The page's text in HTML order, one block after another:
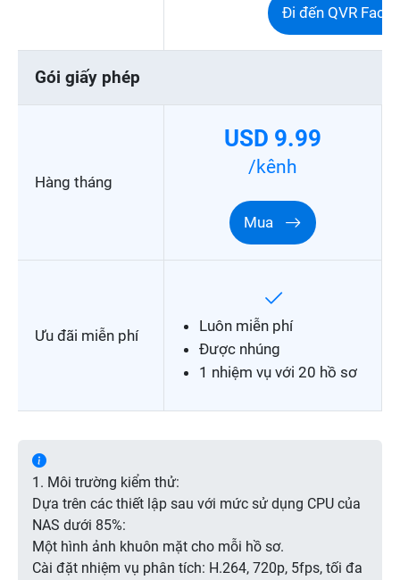
Đi đến QVR Face
Gói giấy phép
Hàng tháng
USD 9.99
/kênh
Mua
Ưu đãi miễn phí
Luôn miễn phí
Được nhúng
1 nhiệm vụ với 20 hồ sơ
1. Môi trường kiểm thử:
Dựa trên các thiết lập sau với mức sử dụng CPU của
NAS dưới 85%:
Một hình ảnh khuôn mặt cho mỗi hồ sơ.
Cài đặt nhiệm vụ phân tích: H.264, 720p, 5fps, tối đa